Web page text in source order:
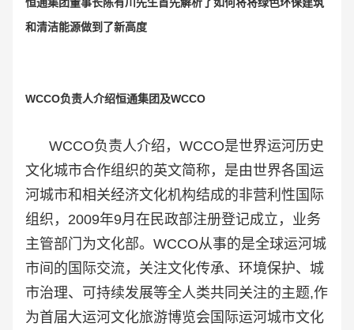
和清洁能源做到了新高度
WCCO负责人介绍恒通集团及WCCO
WCCO负责人介绍，WCCO是世界运河历史
文化城市合作组织的英文简称，是由世界各国运
河城市和相关经济文化机构结成的非营利性国际
组织，2009年9月在民政部注册登记成立，业务
主管部门为文化部。WCCO从事的是全球运河城
市间的国际交流，关注文化传承、环境保护、城
市治理、可持续发展等全人类共同关注的主题,作
为首届大运河文化旅游博览会国际运河城市文化